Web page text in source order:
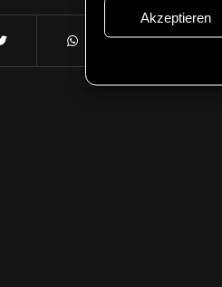
Akzeptieren